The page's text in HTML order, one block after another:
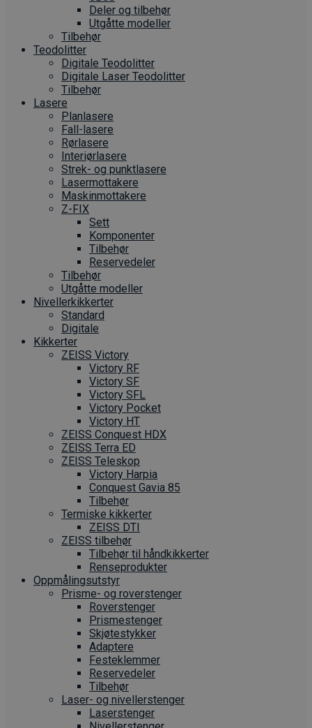
Deler og tilbehør
Utgåtte modeller
Tilbehør
Teodolitter
Digitale Teodolitter
Digitale Laser Teodolitter
Tilbehør
Lasere
Planlasere
Fall-lasere
Rørlasere
Interiør­lasere
Strek- og punktlasere
Laser­mottakere
Maskin­mottakere
Z-FIX
Sett
Komponenter
Tilbehør
Reservedeler
Tilbehør
Utgåtte modeller
Nivellerkikkerter
Standard
Digitale
Kikkerter
ZEISS Victory
Victory RF
Victory SF
Victory SFL
Victory Pocket
Victory HT
ZEISS Conquest HDX
ZEISS Terra ED
ZEISS Teleskop
Victory Harpia
Conquest Gavia 85
Tilbehør
Termiske kikkerter
ZEISS DTI
ZEISS tilbehør
Tilbehør til håndkikkerter
Renseprodukter
Oppmålings­utstyr
Prisme- og roverstenger
Roverstenger
Prismestenger
Skjøtestykker
Adaptere
Festeklemmer
Reservedeler
Tilbehør
Laser- og nivellerstenger
Laserstenger